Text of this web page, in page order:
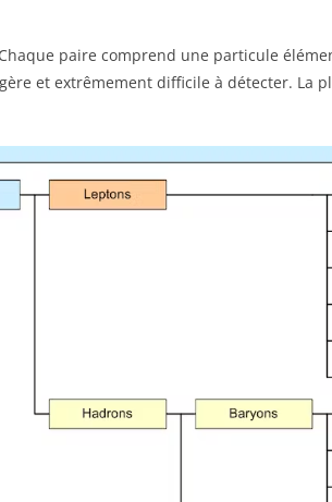
paire comprend une particule
et extrêmement difficile à détecter. La